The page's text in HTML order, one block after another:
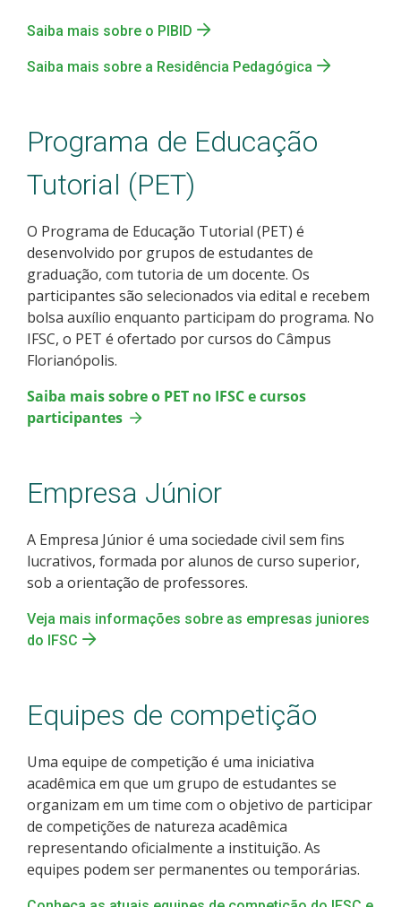
Saiba mais sobre o PIBID
Saiba mais sobre a Residência Pedagógica
Programa de Educação
Tutorial (PET)
O Programa de Educação Tutorial (PET) é
desenvolvido por grupos de estudantes de
graduação, com tutoria de um docente. Os
participantes são selecionados via edital e recebem
bolsa auxílio enquanto participam do programa. No
IFSC, o PET é ofertado por cursos do Câmpus
Florianópolis.
Saiba mais sobre o PET no IFSC e cursos
participantes
Empresa Júnior
A Empresa Júnior é uma sociedade civil sem fins
lucrativos, formada por alunos de curso superior,
sob a orientação de professores.
Veja mais informações sobre as empresas juniores
do IFSC
Equipes de competição
Uma equipe de competição é uma iniciativa
acadêmica em que um grupo de estudantes se
organizam em um time com o objetivo de participar
de competições de natureza acadêmica
representando oficialmente a instituição. As
equipes podem ser permanentes ou temporárias.